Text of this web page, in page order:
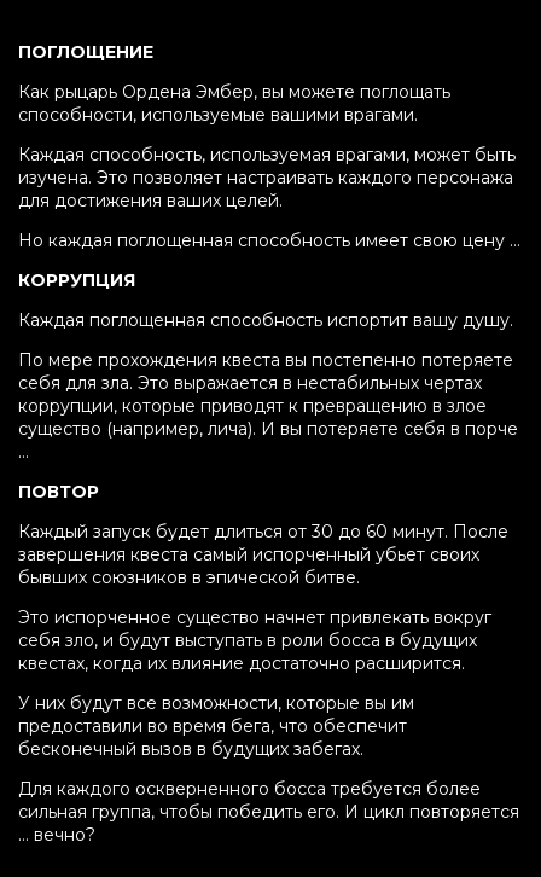
ПОГЛОЩЕНИЕ
Как рыцарь Ордена Эмбер, вы можете поглощать
способности, используемые вашими врагами.
Каждая способность, используемая врагами, может быть
изучена. Это позволяет настраивать каждого персонажа
для достижения ваших целей.
Но каждая поглощенная способность имеет свою цену …
КОРРУПЦИЯ
Каждая поглощенная способность испортит вашу душу.
По мере прохождения квеста вы постепенно потеряете
себя для зла. Это выражается в нестабильных чертах
коррупции, которые приводят к превращению в злое
существо (например, лича). И вы потеряете себя в порче
…
ПОВТОР
Каждый запуск будет длиться от 30 до 60 минут. После
завершения квеста самый испорченный убьет своих
бывших союзников в эпической битве.
Это испорченное существо начнет привлекать вокруг
себя зло, и будут выступать в роли босса в будущих
квестах, когда их влияние достаточно расширится.
У них будут все возможности, которые вы им
предоставили во время бега, что обеспечит
бесконечный вызов в будущих забегах.
Для каждого оскверненного босса требуется более
сильная группа, чтобы победить его. И цикл повторяется
… вечно?